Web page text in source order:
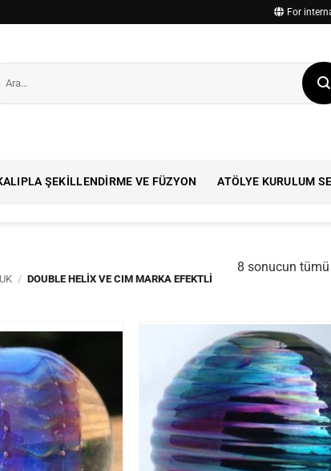
For
ŞEKILLENDIRME VE FÜZYON ATÖLYE KURULUM
/ DOUBLE HELIX VE CIM MARKA EFEKTLI
8 sonucun